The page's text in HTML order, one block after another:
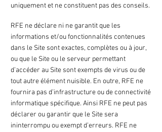
uniquement et ne constituent pas des conseils.
RFE ne déclare ni ne garantit que les
informations et/ou fonctionnalités contenues
dans le Site sont exactes, complètes ou à jour,
ou que le Site ou le serveur permettant
d’accéder au Site sont exempts de virus ou de
tout autre élément nuisible. En outre, RFE ne
fournira pas d’infrastructure ou de connectivité
informatique spécifique. Ainsi RFE ne peut pas
déclarer ou garantir que le Site sera
ininterrompu ou exempt d’erreurs. RFE ne